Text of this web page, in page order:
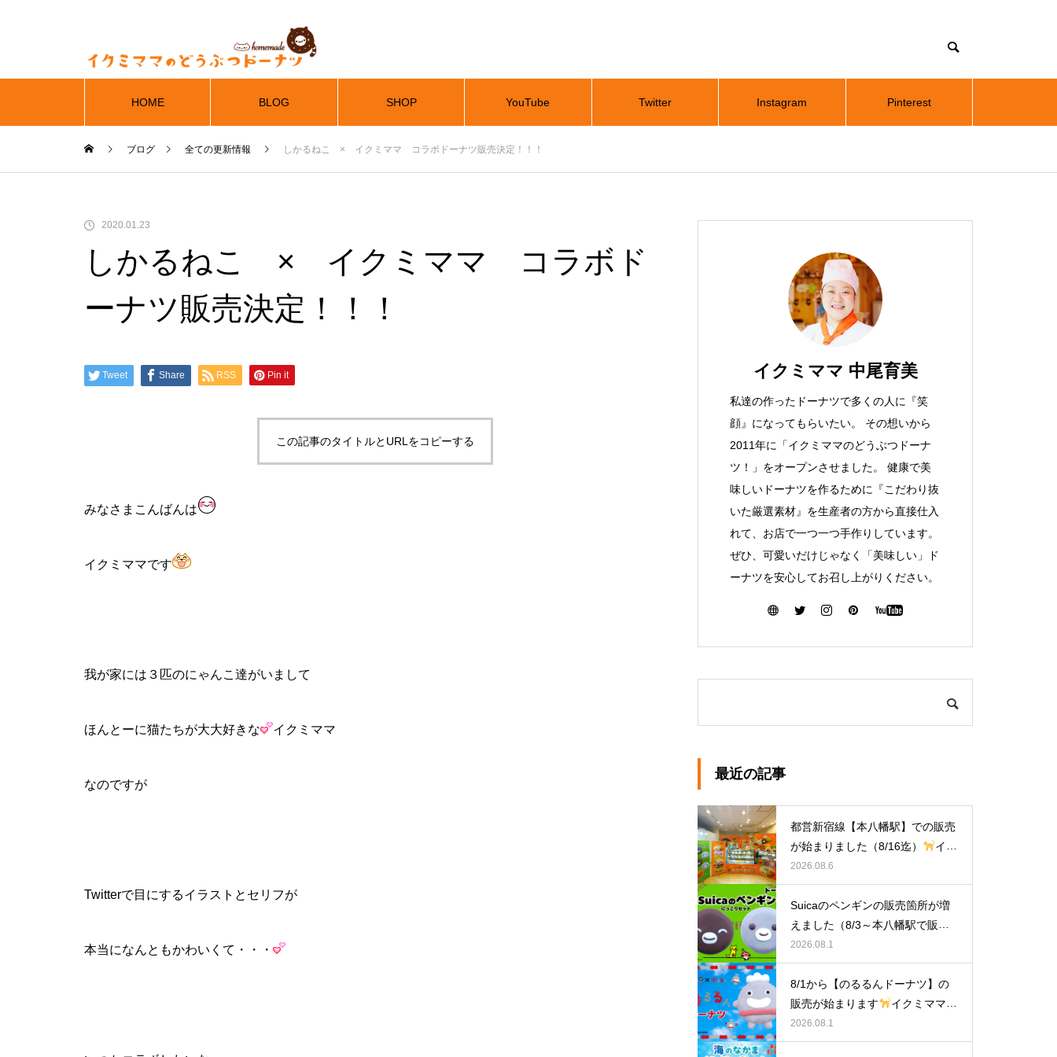
HOME BLOG SHOP YouTube Twitter Instagram Pinterest
ブログ 全ての更新情報 しかるねこ × イクミママ コラボドーナツ販売決定！！！
2020.01.23
しかるねこ × イクミママ コラボド
ーナツ販売決定！！！
Tweet Share RSS Pin it
この記事のタイトルとURLをコピーする
みなさまこんばんは
イクミママです
我が家には３匹のにゃんこ達がいまして
ほんとーに猫たちが大大好きな イクミママ
なのですが
Twitterで目にするイラストとセリフが
本当になんともかわいくて・・・
イクミママ 中尾育美
私達の作ったドーナツで多くの人に『笑
顔』になってもらいたい。 その想いから
2011年に「イクミママのどうぶつドーナ
ツ！」をオープンさせました。 健康で美
味しいドーナツを作るために『こだわり抜
いた厳選素材』を生産者の方から直接仕入
れて、お店で一つ一つ手作りしています。
ぜひ、可愛いだけじゃなく「美味しい」ド
ーナツを安心してお召し上がりください。
最近の記事
都営新宿線【本八幡駅】での販売
が始まりました（8/16迄）
イク
ミママのどうぶつドーナツ
2026.08.6
Suicaのペンギンの販売箇所が増
えました（8/3～本八幡駅で販
売）
イクミママのどうぶつドー
ナツ
2026.08.1
8/1から【のるるんドーナツ】の
販売が始まります
イクミママの
どうぶつドーナツ
2026.08.1